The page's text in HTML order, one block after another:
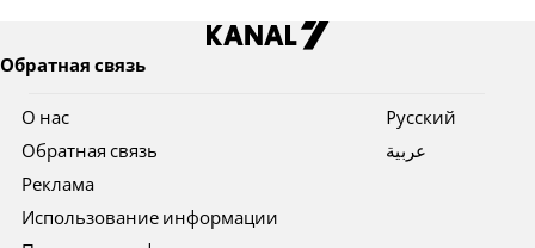
Обратная связь
О нас
Обратная связь
Реклама
Использование информации
Pусский
عربية